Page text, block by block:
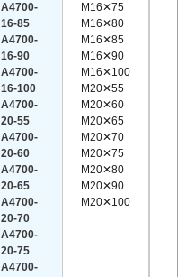
A4700-
16-85
A4700-
16-90
A4700-
16-100
A4700-
20-55
A4700-
20-60
A4700-
20-65
A4700-
20-70
A4700-
20-75
A4700-
M16✕75
M16✕80
M16✕85
M16✕90
M16✕100
M20✕55
M20✕60
M20✕65
M20✕70
M20✕75
M20✕80
M20✕90
M20✕100